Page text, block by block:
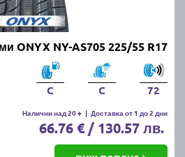
ONYX NY-AS705 225/55 R17
C C 72
Налични над 20 + | Доставка от 1 до 2 дни
66.76 € / 130.57 лв.